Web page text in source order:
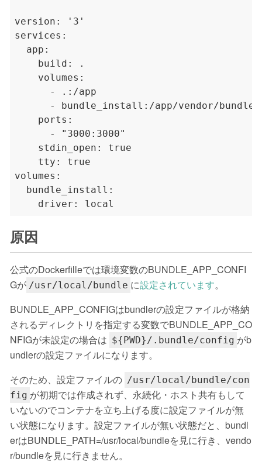
version: '3'
services:
  app:
    build: .
    volumes:
      - .:/app
      - bundle_install:/app/vendor/bundle
    ports:
      - "3000:3000"
    stdin_open: true
    tty: true
volumes:
  bundle_install:
原因
公式のDockerfilleでは環境変数のBUNDLE_APP_CONFI
Gが /usr/local/bundle に設定されています。
BUNDLE_APP_CONFIGはbundlerの設定ファイルが格納
されるディレクトリを指定する変数でBUNDLE_APP_CO
NFIGが未設定の場合は ${PWD}/.bundle/config がb
undlerの設定ファイルになります。
そのため、設定ファイルの /usr/local/bundle/con
fig が初期では作成されず、永続化・ホスト共有もして
いないのでコンテナを立ち上げる度に設定ファイルが無
い状態になります。設定ファイルが無い状態だと、bundl
erはBUNDLE_PATH=/usr/local/bundleを見に行き、vendo
r/bundleを見に行きません。